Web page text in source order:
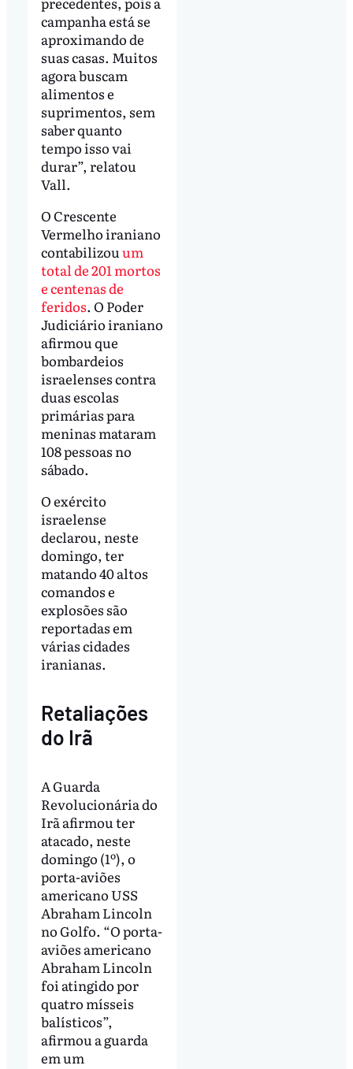
campanha está se
aproximando de
suas casas. Muitos
agora buscam
alimentos e
suprimentos, sem
saber quanto
tempo isso vai
durar”, relatou
Vall.
O Crescente
Vermelho iraniano
contabilizouum
total de 201 mortos
e centenas de
feridos. O Poder
Judiciário iraniano
afirmou que
bombardeios
israelenses contra
duas escolas
primárias para
meninas mataram
108 pessoas no
sábado.
O exército
israelense
declarou, neste
domingo, ter
matando 40 altos
comandos e
explosões são
reportadas em
várias cidades
iranianas.
Retaliações
do Irã
A Guarda
Revolucionária do
Irã afirmou ter
atacado, neste
domingo (1º), o
porta-aviões
americano USS
Abraham Lincoln
no Golfo. “O porta-
aviões americano
Abraham Lincoln
foi atingido por
quatro mísseis
balísticos”,
afirmou a guarda
em um